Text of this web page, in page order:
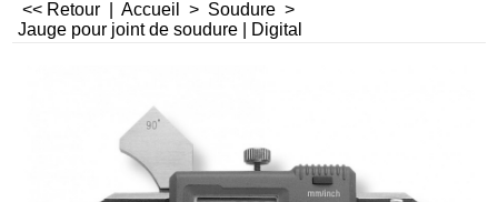
<< Retour Accueil > Soudure >
Jauge pour joint de soudure | Digital